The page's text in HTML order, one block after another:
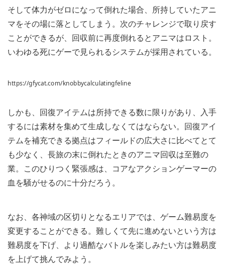
そして体力がゼロになって倒れた場合、所持していたアニ
マをその場に落としてしまう。次のチャレンジで取り戻す
ことができるが、回収前に再度倒れるとアニマはロスト。
いわゆる死にゲーで見られるシステムが採用されている。
https://gfycat.com/knobbycalculatingfeline
しかも、回復アイテムは所持できる数に限りがあり、入手
するには素材を集めて生成しなくてはならない。回復アイ
テムを補充できる拠点はフィールドの広大さに比べてとて
も少なく、長旅の末に倒れたときのアニマ回収は至難の
業。このひりつく緊張感は、コアなアクションゲーマーの
血を騒がせるのに十分だろう。
なお、各神域の区切りとなるエリアでは、ゲーム難易度を
変更することができる。難しくて先に進めないという方は
難易度を下げ、より過酷なバトルを楽しみたい方は難易度
を上げて挑んでみよう。